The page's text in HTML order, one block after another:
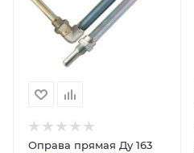
Оправа прямая Ду 163